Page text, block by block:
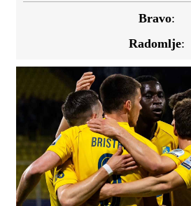
Bravo:
Radomlje: